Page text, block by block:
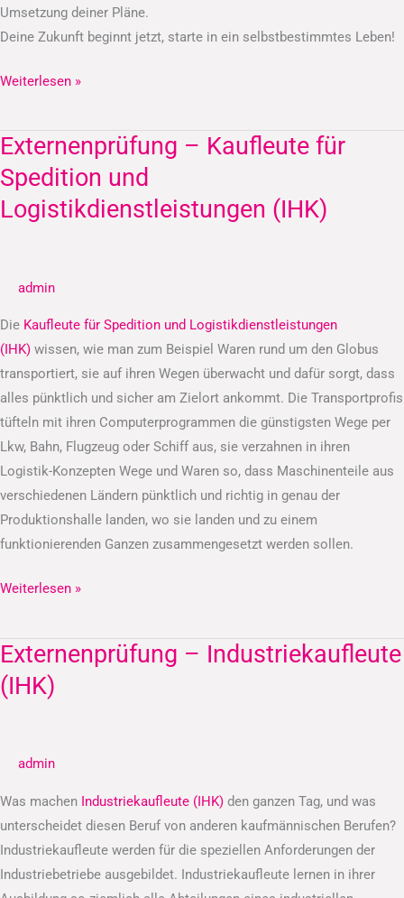
Umsetzung deiner Pläne.
Deine Zukunft beginnt jetzt, starte in ein selbstbestimmtes Leben!
Weiterlesen »
Externenprüfung – Kaufleute für
Spedition und
Logistikdienstleistungen (IHK)
admin
Die Kaufleute für Spedition und Logistikdienstleistungen
(IHK) wissen, wie man zum Beispiel Waren rund um den Globus
transportiert, sie auf ihren Wegen überwacht und dafür sorgt, dass
alles pünktlich und sicher am Zielort ankommt. Die Transportprofis
tüfteln mit ihren Computerprogrammen die günstigsten Wege per
Lkw, Bahn, Flugzeug oder Schiff aus, sie verzahnen in ihren
Logistik-Konzepten Wege und Waren so, dass Maschinenteile aus
verschiedenen Ländern pünktlich und richtig in genau der
Produktionshalle landen, wo sie landen und zu einem
funktionierenden Ganzen zusammengesetzt werden sollen.
Externenprüfung
–
Kaufleute
für
Logistikdienstleistungen
Weiterlesen »
Externenprüfung – Industriekaufleute
(IHK)
admin
Was machen Industriekaufleute (IHK) den ganzen Tag, und was
unterscheidet diesen Beruf von anderen kaufmännischen Berufen?
Industriekaufleute werden für die speziellen Anforderungen der
Industriebetriebe ausgebildet. Industriekaufleute lernen in ihrer
Externenprüfung
–
Industriekaufleute